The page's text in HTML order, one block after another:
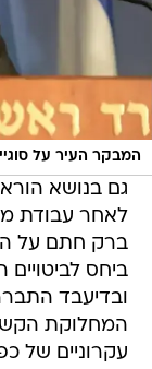
המבקר העיר על
גם בנושא
לאחר עבודת
ברק חתם על
ביחס
ובדיעבד
המחלוקת
עקרוניים של